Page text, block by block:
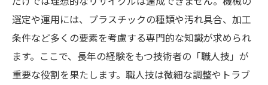
選定や運用には、プラスチックの種類や汚れ具合、加工
条件など多くの要素を考慮する専門的な知識が求められ
ます。ここで、長年の経験をもつ技術者の「職人技」が
重要な役割を果たします。職人技は微細な調整やトラブ